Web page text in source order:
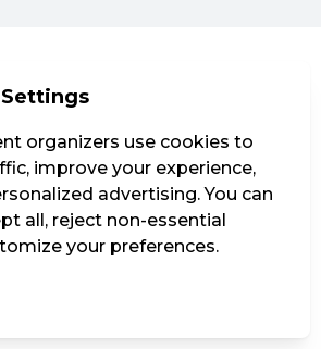
organizers use cookies to
improve your experience,
advertising. You can
all, reject non-essential
your preferences.